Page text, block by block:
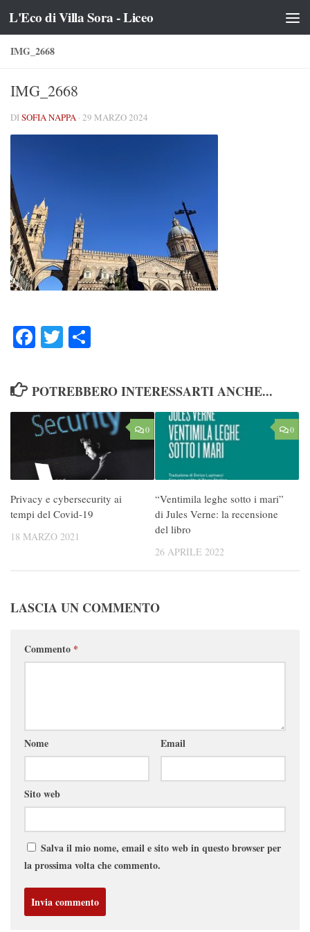
Salta al contenuto
L'Eco di Villa Sora - Liceo
IMG_2668
IMG_2668
DISOFIA NAPPA · 29 MARZO 2024
FacebookTwitter
POTREBBERO INTERESSARTI ANCHE...
0
Privacy e cybersecurity ai
tempi del Covid-19
18 MARZO 2021
0
“Ventimila leghe sotto i mari”
di Jules Verne: la recensione
del libro
26 APRILE 2022
LASCIA UN COMMENTO
Commento *
Nome Email
Sito web
Salva il mio nome, email e sito web in questo browser per
la prossima volta che commento.